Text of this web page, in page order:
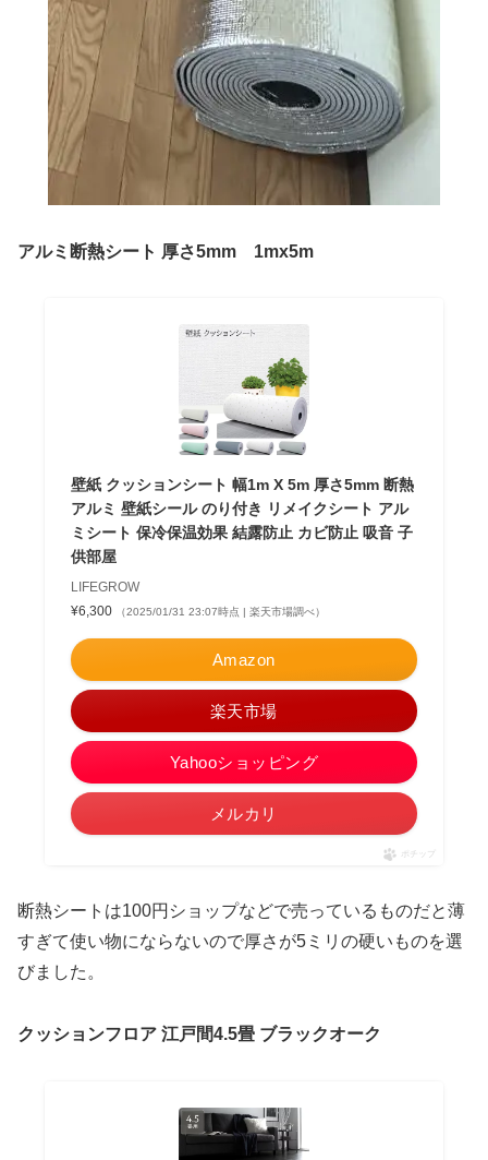
アルミ断熱シート 厚さ5mm 1mx5m
壁紙 クッションシート 幅1m X 5m 厚さ5mm 断熱
アルミ 壁紙シール のり付き リメイクシート アル
ミシート 保冷保温効果 結露防止 カビ防止 吸音 子
供部屋
LIFEGROW
¥6,300
（2025/01/31 23:07時点 | 楽天市場調べ）
Amazon
楽天市場
Yahooショッピング
メルカリ
ポチップ
断熱シートは100円ショップなどで売っているものだと薄
すぎて使い物にならないので厚さが5ミリの硬いものを選
びました。
クッションフロア 江戸間4.5畳 ブラックオーク